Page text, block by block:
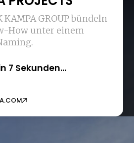
KAMPA GROUP bündeln
How unter einem
7 Sekunden…